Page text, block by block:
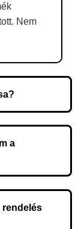
Nem
címtől.
a
rendelés